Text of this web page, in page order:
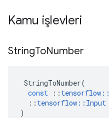
Kamu işlevleri
StringToNumber
StringToNumber(
const
:: tensorflow ::
:: tensorflow :: Input
)